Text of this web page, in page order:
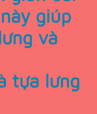
giúp
và
tựa lưng